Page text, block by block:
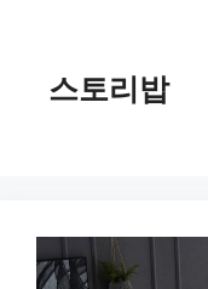
스토리밥